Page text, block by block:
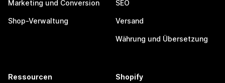
Marketing und Conversion
Shop-Verwaltung
SEO
Versand
Währung und Übersetzung
Ressourcen Shopify